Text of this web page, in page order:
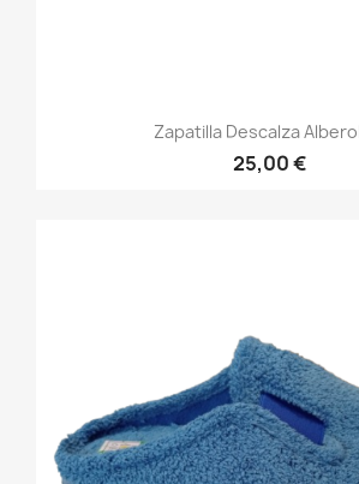
Zapatilla Descalza
25,00 €